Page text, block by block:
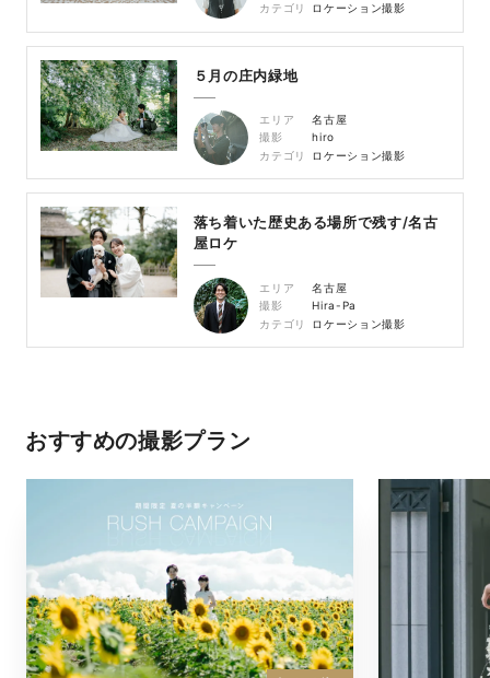
カテゴリ
ロケーション撮影
５月の庄内緑地
エリア
名古屋
撮影
hiro
カテゴリ
ロケーション撮影
落ち着いた歴史ある場所で残す/名古
屋ロケ
エリア
名古屋
撮影
Hira-Pa
カテゴリ
ロケーション撮影
おすすめの撮影プラン